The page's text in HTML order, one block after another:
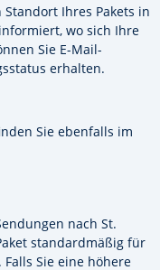
Ihres Pakets in
wo sich Ihre
Sie E-Mail-
erhalten.
Sie ebenfalls im
nach St.
standardmäßig für
Sie eine höhere